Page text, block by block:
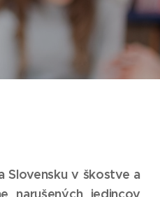
Slovensku v škostve a